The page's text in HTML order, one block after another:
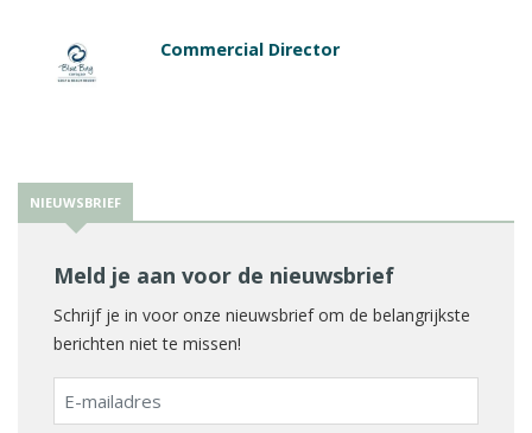
Commercial Director
NIEUWSBRIEF
Meld je aan voor de nieuwsbrief
Schrijf je in voor onze nieuwsbrief om de belangrijkste
berichten niet te missen!
E-
mailadres